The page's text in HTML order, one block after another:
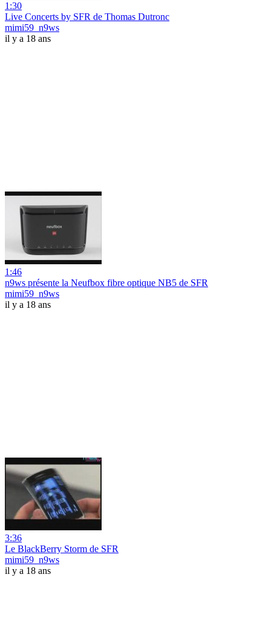
1:30
Live Concerts by SFR de Thomas Dutronc
mimi59_n9ws
il y a 18 ans
1:46
n9ws présente la Neufbox fibre optique NB5 de SFR
mimi59_n9ws
il y a 18 ans
3:36
Le BlackBerry Storm de SFR
mimi59_n9ws
il y a 18 ans